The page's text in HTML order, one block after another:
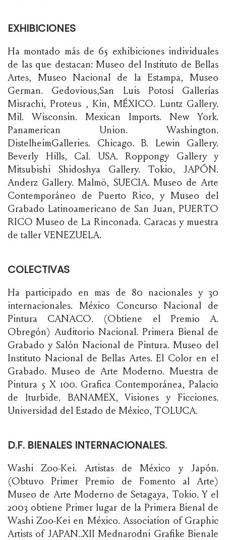
EXHIBICIONES
Ha montado más de 65 exhibiciones individuales
de las que destacan: Museo del Instituto de Bellas
Artes, Museo Nacional de la Estampa, Museo
German. Gedovious,San Luis Potosí Gallerías
Misrachi, Proteus , Kin, MÉXICO. Luntz Gallery.
Mil. Wisconsin. Mexican Imports. New York.
Panamerican Union. Washington.
DistelheimGalleries. Chicago. B. Lewin Gallery.
Beverly Hills, Cal. USA. Roppongy Gallery y
Mitsubishi Shidoshya Gallery. Tokio, JAPÓN.
Anderz Gallery. Malmö, SUECIA. Museo de Arte
Contemporáneo de Puerto Rico, y Museo del
Grabado Latinoamericano de San Juan, PUERTO
RICO Museo de La Rinconada. Caracas y muestra
de taller VENEZUELA.
COLECTIVAS
Ha participado en mas de 80 nacionales y 30
internacionales. México Concurso Nacional de
Pintura CANACO. (Obtiene el Premio A.
Obregón) Auditorio Nacional. Primera Bienal de
Grabado y Salón Nacional de Pintura. Museo del
Instituto Nacional de Bellas Artes. El Color en el
Grabado. Museo de Arte Moderno. Muestra de
Pintura 5 X 100. Grafica Contemporánea, Palacio
de Iturbide. BANAMEX, Visiones y Ficciones.
Universidad del Estado de México, TOLUCA.
D.F. BIENALES INTERNACIONALES.
Washi Zoo-Kei. Artistas de México y Japón.
(Obtuvo Primer Premio de Fomento al Arte)
Museo de Arte Moderno de Setagaya, Tokio. Y el
2003 obtiene Primer lugar de la Primera Bienal de
Washi Zoo-Kei en México. Association of Graphic
Artists of JAPAN..XII Mednarodni Grafike Bienale